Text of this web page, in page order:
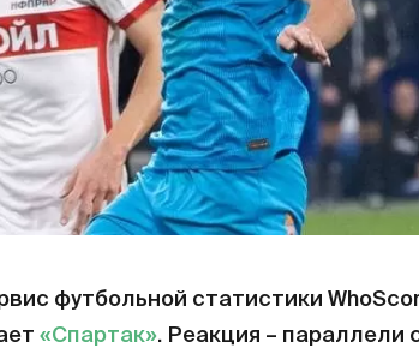
футбольной статистики
«Спартак». Реакция – параллели